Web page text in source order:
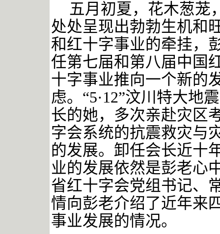
五月初夏，花木葱茏
处处呈现出勃勃生机和
和红十字事业的牵挂，
任第七届和第八届中国
十字事业推向一个新的
虑。 “5·12”汶川特大地
长的她，多次亲赴灾区
字会系统的抗震救灾与
的发展。卸任会长近十
业的发展依然是彭老心
省红十字会党组书记、
情向彭老介绍了近年来
事业发展的情况。